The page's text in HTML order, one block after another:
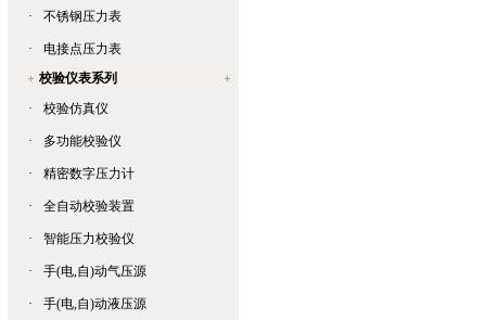
· 不锈钢压力表
·
电接点压力表
校验仪表系列
·
校验仿真仪
· 多功能校验仪
· 精密数字压力计
· 全自动校验装置
· 智能压力校验仪
· 手(电,自)动气压源
·
手(电,自)动液压源